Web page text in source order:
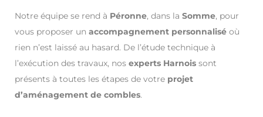
Notre équipe se rend à Péronne, dans la Somme, pour
vous proposer un accompagnement personnalisé où
rien n’est laissé au hasard. De l’étude technique à
l’exécution des travaux, nos experts Harnois sont
présents à toutes les étapes de votre projet
d’aménagement de combles.